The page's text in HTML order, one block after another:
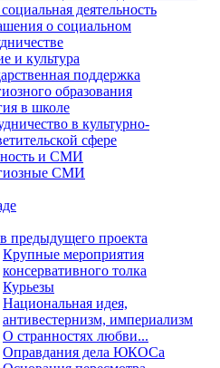
деятельность
о социальном
и культура
поддержка
образования
в школе
в культурно-
сфере
и СМИ
СМИ
предыдущего проекта
Крупные мероприятия
консервативного толка
Курьезы
Национальная идея,
антивестернизм, империализм
О странностях любви...
Оправдания дела ЮКОСа